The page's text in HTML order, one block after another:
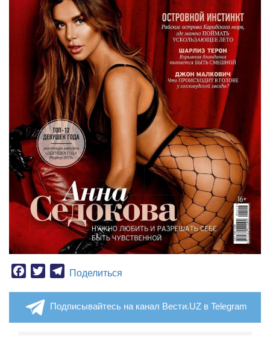
Facebook
TwitterTelegram
Поделиться
Подписывайтесь на канал Вести.UZ в Telegram